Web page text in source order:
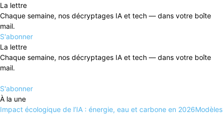
La lettre
Chaque semaine, nos décryptages IA et tech — dans votre boîte
mail.
S'abonner
La lettre
Chaque semaine, nos décryptages IA et tech — dans votre boîte
mail.
S'abonner
À la une
Impact écologique de l’IA : énergie, eau et carbone en 2026Modèles